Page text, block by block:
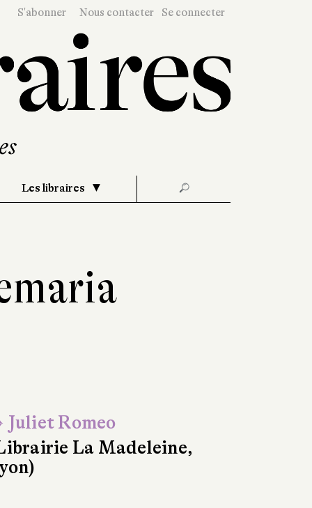
S'abonner Nous contacter Se connecter
Les libraires 🔎
Romeo
La Madeleine,